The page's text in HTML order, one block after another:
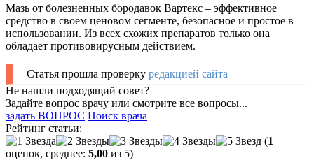
Мазь от болезненных бородавок Вартекс – эффективное
средство в своем ценовом сегменте, безопасное и простое в
использовании. Из всех схожих препаратов только она
обладает противовирусным действием.
Статья прошла проверку редакцией сайта
Не нашли подходящий совет?
Задайте вопрос врачу или смотрите все вопросы...
задать ВОПРОС Поиск врача
Рейтинг статьи:
(1
оценок, среднее: 5,00 из 5)